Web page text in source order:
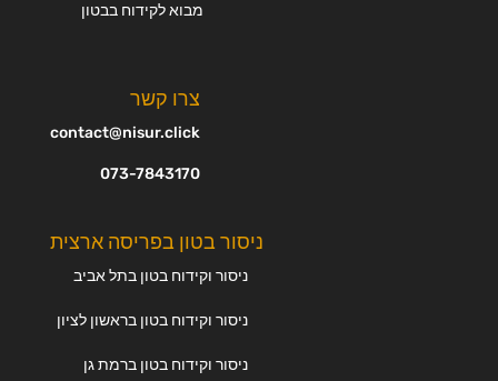
מבוא לקידוח בבטון
צרו קשר
contact@nisur.click
073-7843170
ניסור בטון בפריסה ארצית
ניסור וקידוח בטון בתל אביב
ניסור וקידוח בטון בראשון לציון
ניסור וקידוח בטון ברמת גן